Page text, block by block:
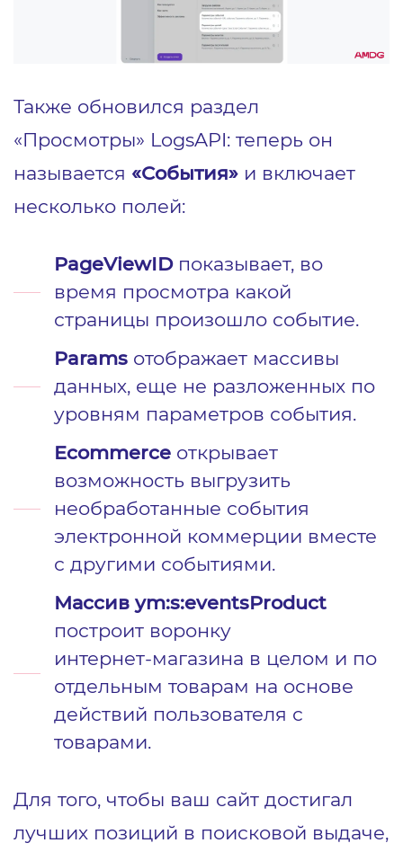
Также обновился раздел
«Просмотры» LogsAPI: теперь он
называется «События» и включает
несколько полей:
PageViewIDпоказывает, во
время просмотра какой
страницы произошло событие.
Params отображает массивы
данных, еще не разложенных по
уровням параметров события.
Ecommerce открывает
возможность выгрузить
необработанные события
электронной коммерции вместе
с другими событиями.
Массив ym:s:eventsProduct
построит воронку
интернет‑магазина в целом и по
отдельным товарам на основе
действий пользователя с
товарами.
Для того, чтобы ваш сайт достигал
лучших позиций в поисковой выдаче,